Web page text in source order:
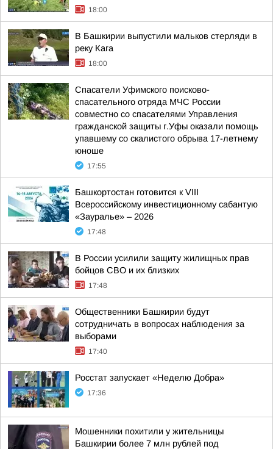
18:00
В Башкирии выпустили мальков стерляди в
реку Кага
18:00
Спасатели Уфимского поисково-
спасательного отряда МЧС России
совместно со спасателями Управления
гражданской защиты г.Уфы оказали помощь
упавшему со скалистого обрыва 17-летнему
юноше
17:55
Башкортостан готовится к VIII
Всероссийскому инвестиционному сабантую
«Зауралье» – 2026
17:48
В России усилили защиту жилищных прав
бойцов СВО и их близких
17:48
Общественники Башкирии будут
сотрудничать в вопросах наблюдения за
выборами
17:40
Росстат запускает «Неделю Добра»
17:36
Мошенники похитили у жительницы
Башкирии более 7 млн рублей под